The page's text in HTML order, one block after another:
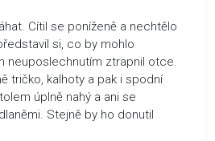
Cítil se poníženě a nechtělo
si, co by mohlo
neuposlechnutím ztrapnil otce.
tričko, kalhoty a pak i spodní
úplně nahý a ani se
Stejně by ho donutil